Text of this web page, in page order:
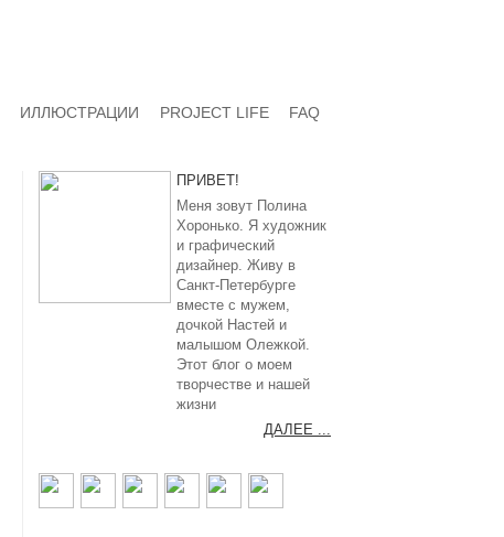
FAQ
PROJECT LIFE
ИЛЛЮСТРАЦИИ
ПРИВЕТ!
Меня зовут Полина
Хоронько. Я художник
и графический
дизайнер. Живу в
Санкт-Петербурге
вместе с мужем,
дочкой Настей и
малышом Олежкой.
Этот блог о моем
творчестве и нашей
жизни
ДАЛЕЕ ...